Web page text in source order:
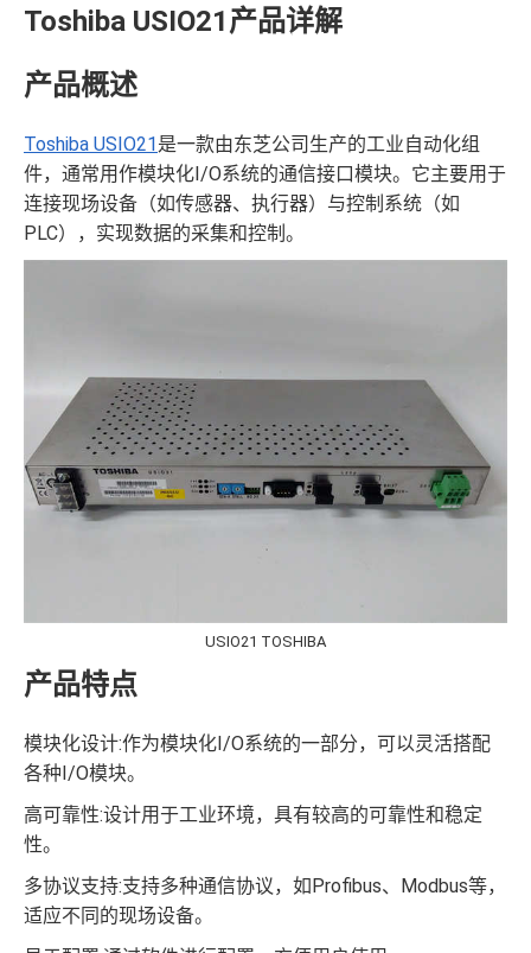
Toshiba USIO21产品详解
产品概述
Toshiba USIO21 是一款由东芝公司生产的工业自动化组
件，通常用作模块化I/O系统的通信接口模块。它主要用于
连接现场设备（如传感器、执行器）与控制系统（如
PLC），实现数据的采集和控制。
USIO21 TOSHIBA
产品特点
模块化设计:作为模块化I/O系统的一部分，可以灵活搭配
各种I/O模块。
高可靠性:设计用于工业环境，具有较高的可靠性和稳定
性。
多协议支持:支持多种通信协议，如Profibus、Modbus等，
适应不同的现场设备。